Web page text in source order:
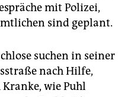
mit Polizei,
sind geplant.
suchen in seiner
nach Hilfe,
wie Puhl